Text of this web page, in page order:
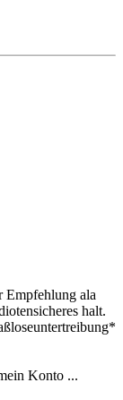
Empfehlung ala
halt.
Konto ...